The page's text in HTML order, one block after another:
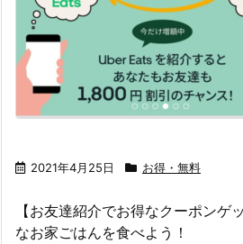
2021年4月25日 お得・無料
【お友達紹介でお得なクーポン
なお家ごはんを食べよう！